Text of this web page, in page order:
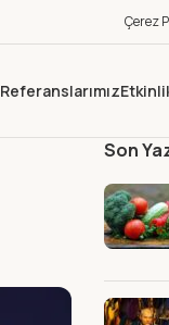
Çerez
Referanslarımız
Son